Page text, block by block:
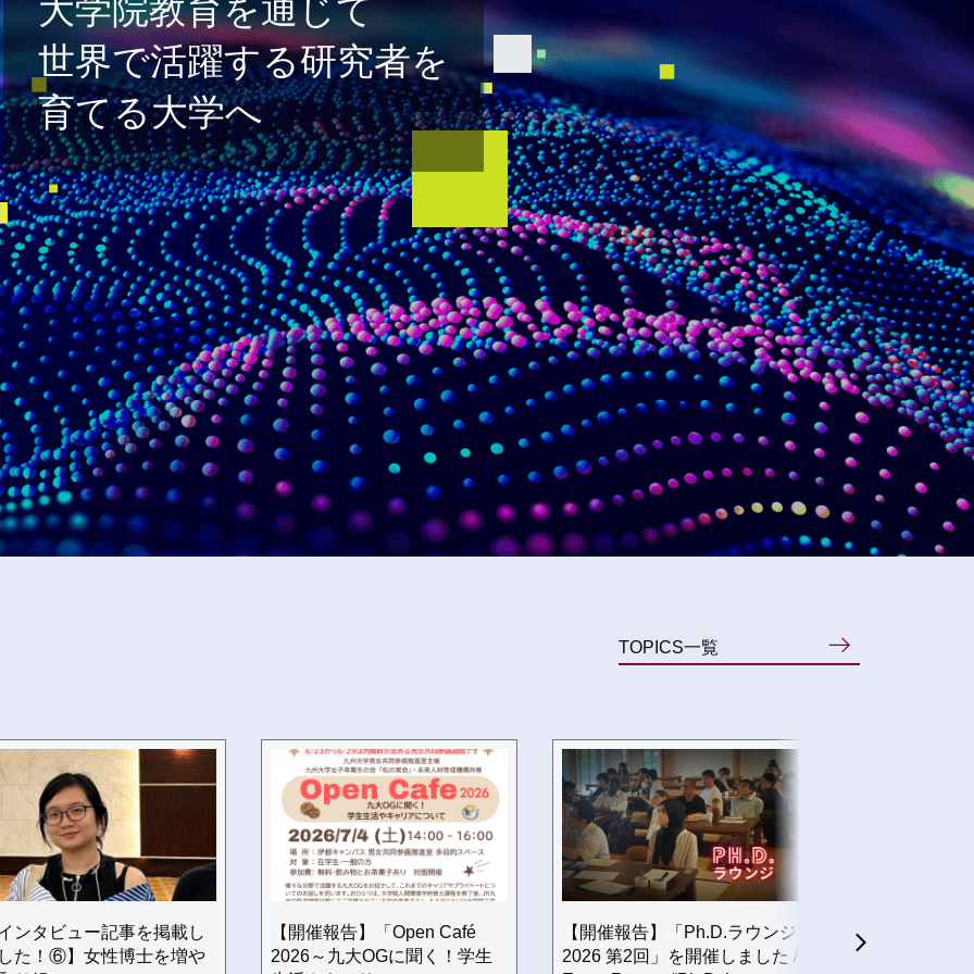
世界で活躍する研究者を
育てる大学へ
TOPICS一覧
ンタビュー記事を掲載し
た！⑥】女性博士を増や
【開催報告】「Open Café
2026～九大OGに聞く！学生
【開催報告】「Ph.D.ラウンジ
2026 第2回」を開催しました /
【開催案内】
2026第3回に